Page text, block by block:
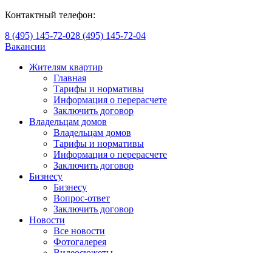
Контактный телефон:
8 (495) 145-72-028 (495) 145-72-04
Вакансии
Жителям квартир
Главная
Тарифы и нормативы
Информация о перерасчете
Заключить договор
Владельцам домов
Владельцам домов
Тарифы и нормативы
Информация о перерасчете
Заключить договор
Бизнесу
Бизнесу
Вопрос-ответ
Заключить договор
Новости
Все новости
Фотогалерея